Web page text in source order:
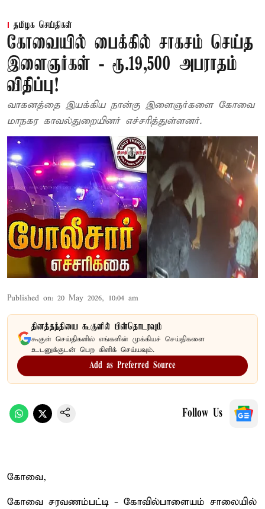
தமிழக செய்திகள்
கோவையில் பைக்கில் சாகசம் செய்த
இளைஞர்கள் - ரூ.19,500 அபராதம்
விதிப்பு!
வாகனத்தை இயக்கிய நான்கு இளைஞர்களை கோவை
மாநகர காவல்துறையினர் எச்சரித்துள்ளனர்.
Published on: 20 May 2026, 10:04 am
தினத்தந்தியை கூகுளில் பின்தொடரவும்
கூகுள் செய்திகளில் எங்களின் முக்கியச் செய்திகளை
உடனுக்குடன் பெற கிளிக் செய்யவும்.
Add as Preferred Source
Follow Us
கோவை,
கோவை சரவணம்பட்டி - கோவில்பாளையம் சாலையில்